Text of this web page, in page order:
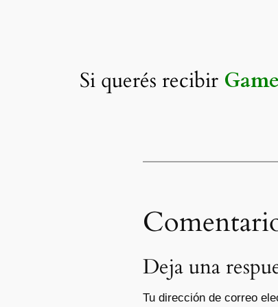
Si querés recibir
Deja una
Tu dirección de correo